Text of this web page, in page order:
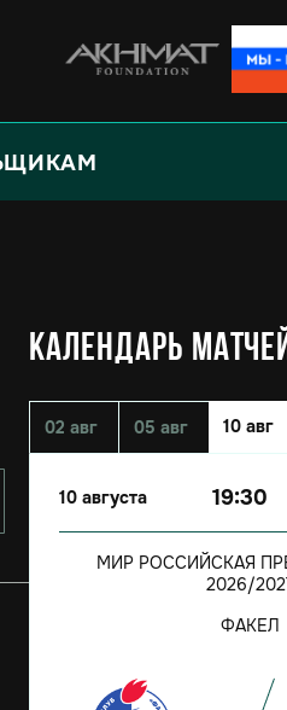
КАЛЕНДАРЬ
02 авг 05 авг 10 авг
10 августа 19:30
МИР РОССИЙСКАЯ
2026/
ФАКЕЛ